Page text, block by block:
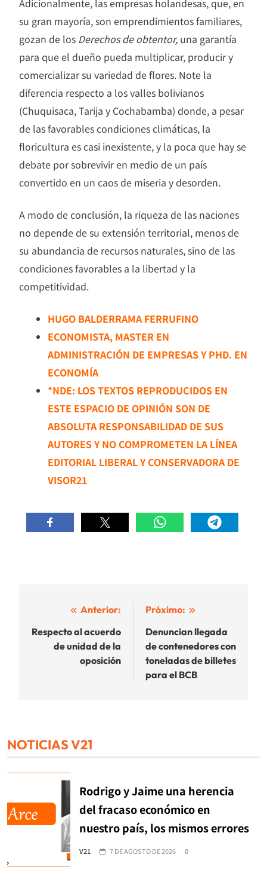
su gran mayoría, son emprendimientos familiares,
gozan de los Derechos de obtentor, una garantía
para que el dueño pueda multiplicar, producir y
comercializar su variedad de flores. Note la
diferencia respecto a los valles bolivianos
(Chuquisaca, Tarija y Cochabamba) donde, a pesar
de las favorables condiciones climáticas, la
floricultura es casi inexistente, y la poca que hay se
debate por sobrevivir en medio de un país
convertido en un caos de miseria y desorden.
A modo de conclusión, la riqueza de las naciones
no depende de su extensión territorial, menos de
su abundancia de recursos naturales, sino de las
condiciones favorables a la libertad y la
competitividad.
HUGO BALDERRAMA FERRUFINO
ECONOMISTA, MASTER EN
ADMINISTRACIÓN DE EMPRESAS Y PHD. EN
ECONOMÍA
*NDE: LOS TEXTOS REPRODUCIDOS EN
ESTE ESPACIO DE OPINIÓN SON DE
ABSOLUTA RESPONSABILIDAD DE SUS
AUTORES Y NO COMPROMETEN LA LÍNEA
EDITORIAL LIBERAL Y CONSERVADORA DE
VISOR21
Navegación
de
entradas
Anterior:
Respecto al acuerdo
de unidad de la
oposición
Próximo:
Denuncian llegada
de contenedores con
toneladas de billetes
para el BCB
NOTICIAS V21
Rodrigo y Jaime una herencia
del fracaso económico en
nuestro país, los mismos errores
V21 7 DE AGOSTO DE 2026 0